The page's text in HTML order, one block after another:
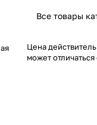
Все товары
Цена
может